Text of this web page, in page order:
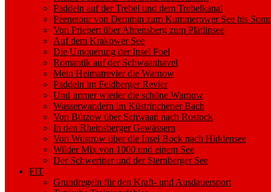
Paddeln auf der Trebel und dem Trebelkanal
Peenetour von Demmin zum Kummerower See bis
Von Priepert über Ahrensberg zum Plätlinsee
Auf dem Krakower See
Die Umquerung der Insel Poel
Romantik auf der Schwaanhavel
Mein Heimatrevier die Warnow
Paddeln im Feldberger Revier
Und immer wieder die schöne Warnow
Wasserwandern im Küstrinchener Bach
Von Bützow über Schwaan nach Rostock
In den Rheinsberger Gewässern
Von Wustrow über die Insel Bock nach Hiddensee
Wilder Mix von 1000 und einem See
Der Schweriner und der Sternberger See
FIT
Grundregeln für den Kraft- und Ausdauersport